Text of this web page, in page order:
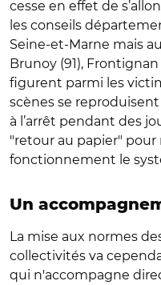
cesse en effet de
les conseils
Seine-et-Marne mais
Brunoy (91),
figurent parmi les
scènes se
à l’arrêt pendant des
"retour au papier"
fonctionnement le
Un
La mise aux normes
collectivités va
qui n'accompagne